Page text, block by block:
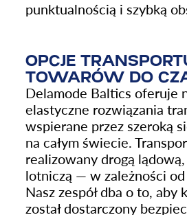
punktualnością i szybką
OPCJE
TOWARÓW DO
Delamode Baltics oferuje
elastyczne rozwiązania
wspierane przez szeroką
na całym świecie.
realizowany drogą
lotniczą — w zależności
Nasz zespół dba o to, aby
został dostarczony